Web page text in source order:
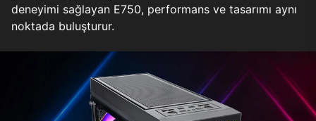
deneyimi sağlayan E750, performans ve tasarımı aynı
noktada buluşturur.